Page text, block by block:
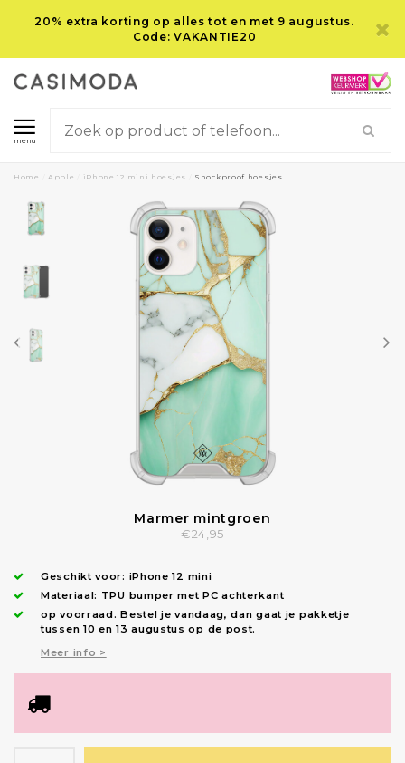
20% extra korting op alles tot en met 9 augustus.
Code: VAKANTIE20
menu
Home Apple iPhone 12 mini hoesjes Shockproof hoesjes
Marmer mintgroen
€24,95
Geschikt voor: iPhone 12 mini
Materiaal: TPU bumper met PC achterkant
op voorraad.Bestel je vandaag, dan gaat je pakketje
tussen 10 en 13 augustus op de post.
Meer info >